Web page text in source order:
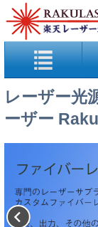
レーザー光
ーザー